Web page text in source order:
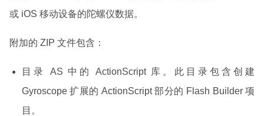
或 iOS 移动设备的陀螺仪数据。
附加的 ZIP 文件包含：
目录 AS 中的 ActionScript 库。此目录包含创建
Gyroscope 扩展的 ActionScript 部分的 Flash Builder 项
目。